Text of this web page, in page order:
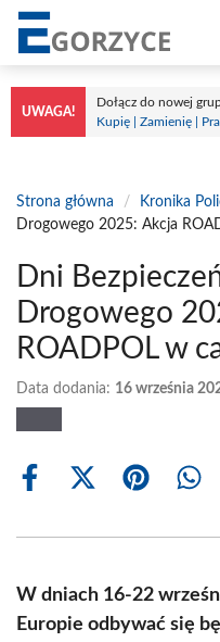
Przejdź
treści
UWAGA!
Dołącz do nowej
Kupię | Zamienię |
Strona główna / Kronika
Drogowego 2025: Akcja
Dni
Drogowego
ROADPOL w
Data dodania: 16 września
Share
Share
(Twitter)
Share
W dniach 16-22
Europie odbywać się